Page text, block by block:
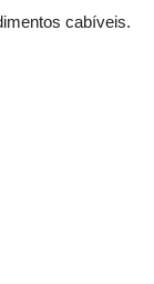
cabíveis.